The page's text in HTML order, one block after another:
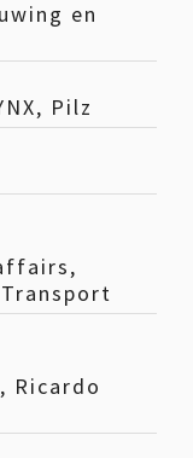
en
Pilz
Ricardo